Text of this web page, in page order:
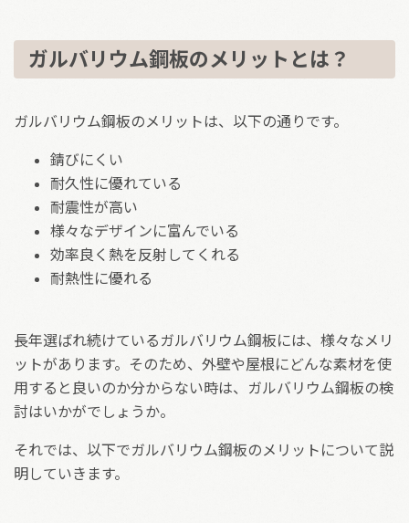
ガルバリウム鋼板のメリットとは？
ガルバリウム鋼板のメリットは、以下の通りです。
錆びにくい
耐久性に優れている
耐震性が高い
様々なデザインに富んでいる
効率良く熱を反射してくれる
耐熱性に優れる
長年選ばれ続けているガルバリウム鋼板には、様々なメリ
ットがあります。そのため、外壁や屋根にどんな素材を使
用すると良いのか分からない時は、ガルバリウム鋼板の検
討はいかがでしょうか。
それでは、以下でガルバリウム鋼板のメリットについて説
明していきます。